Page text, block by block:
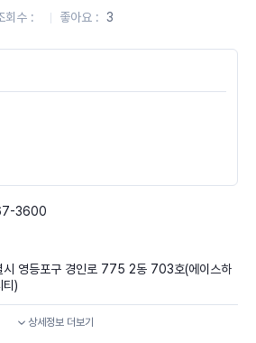
회수 좋아요 3
3600
시 영등포구 경인로 775 2동 703호(에이스하
티)
상세정보 더보기